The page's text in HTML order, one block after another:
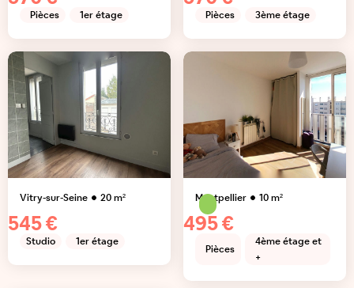
Pièces 1er étage Pièces 3ème étage
Vitry-sur-Seine 20m²
545 €
Studio 1er étage
Montpellier 10m²
495 €
Pièces
4ème étage et
+